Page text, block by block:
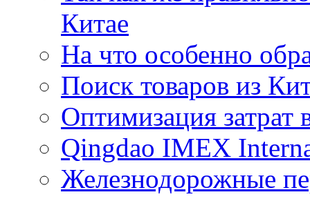
Китае
На что особенно
Поиск товаров из
Оптимизация затрат
Qingdao IMEX
Железнодорожные